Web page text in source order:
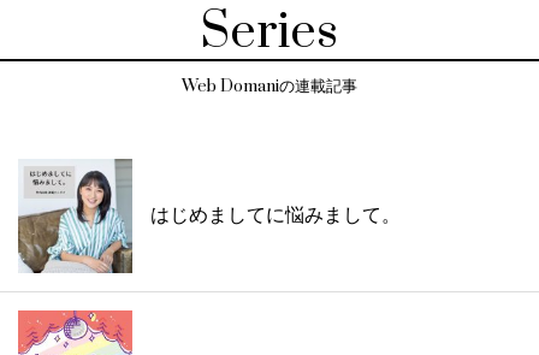
Series
Web Domaniの連載記事
はじめましてに悩みまして。